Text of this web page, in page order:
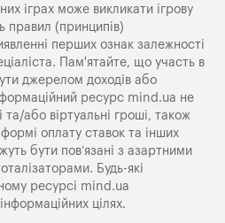
іграх може викликати ігрову
правил (принципів)
перших ознак залежності
Пам'ятайте, що участь в
джерелом доходів або
ресурс mind.ua не
та/або віртуальні гроші, також
оплату ставок та інших
бути пов’язані з азартними
Будь-які
ресурсі mind.ua
цілях.